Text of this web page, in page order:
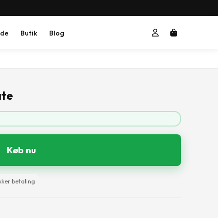
Butik Blog
Køb nu
betaling